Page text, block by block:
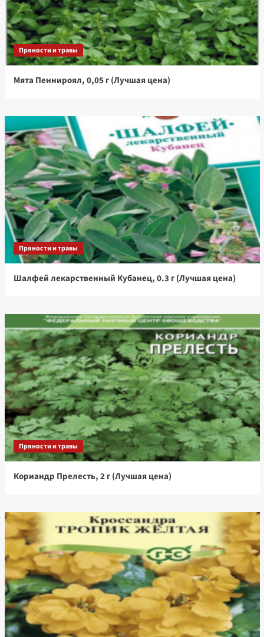
Пряности и травы
Мята Пеннироял, 0,05 г (Лучшая цена)
Пряности и травы
Шалфей лекарственный Кубанец, 0.3 г (Лучшая цена)
Пряности и травы
Кориандр Прелесть, 2 г (Лучшая цена)